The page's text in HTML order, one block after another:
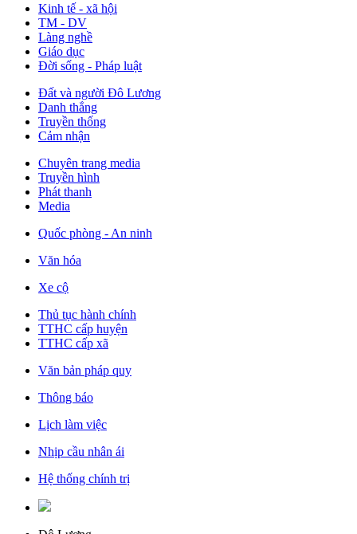
Kinh tế - xã hội
TM - DV
Làng nghề
Giáo dục
Đời sống - Pháp luật
Đất và người Đô Lương
Danh thắng
Truyền thống
Cảm nhận
Chuyên trang media
Truyền hình
Phát thanh
Media
Quốc phòng - An ninh
Văn hóa
Xe cộ
Thủ tục hành chính
TTHC cấp huyện
TTHC cấp xã
Văn bản pháp quy
Thông báo
Lịch làm việc
Nhịp cầu nhân ái
Hệ thống chính trị